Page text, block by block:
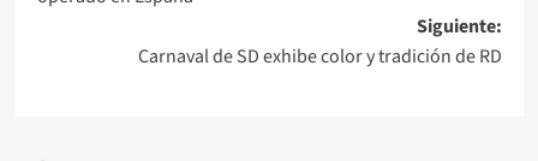
Siguiente:
Carnaval de SD exhibe color y tradición de RD